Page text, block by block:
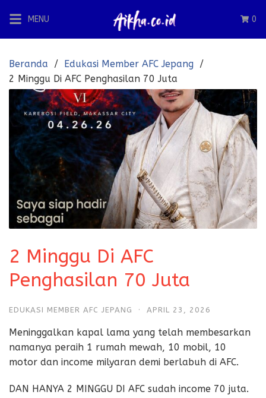
ke
konten
MENU 0
Beranda
Edukasi Member AFC Jepang
2 Minggu Di AFC Penghasilan 70 Juta
2 Minggu Di AFC
Penghasilan 70 Juta
EDUKASI MEMBER AFC JEPANG · APRIL 23, 2026
Meninggalkan kapal lama yang telah membesarkan
namanya peraih 1 rumah mewah, 10 mobil, 10
motor dan income milyaran demi berlabuh di AFC.
DAN HANYA 2 MINGGU DI AFC sudah income 70 juta.